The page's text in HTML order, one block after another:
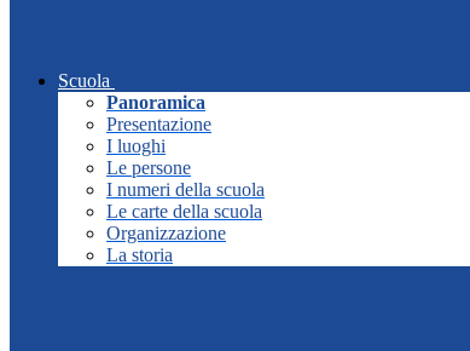
Scuola
Panoramica
Presentazione
I luoghi
Le persone
I numeri della scuola
Le carte della scuola
Organizzazione
La storia